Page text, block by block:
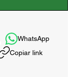
WhatsApp
Copiar link